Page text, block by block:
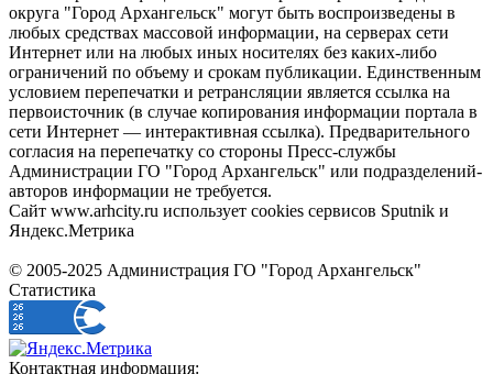
округа "Город Архангельск" могут быть воспроизведены в
любых средствах массовой информации, на серверах сети
Интернет или на любых иных носителях без каких-либо
ограничений по объему и срокам публикации. Единственным
условием перепечатки и ретрансляции является ссылка на
первоисточник (в случае копирования информации портала в
сети Интернет — интерактивная ссылка). Предварительного
согласия на перепечатку со стороны Пресс-службы
Администрации ГО "Город Архангельск" или подразделений-
авторов информации не требуется.
Сайт www.arhcity.ru использует cookies сервисов Sputnik и
Яндекс.Метрика
© 2005-2025 Администрация ГО "Город Архангельск"
Статистика
Контактная информация: